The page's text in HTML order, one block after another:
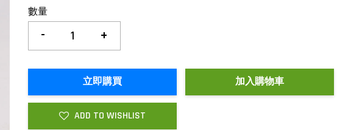
數量
- +
立即購買 加入購物車
ADD TO WISHLIST